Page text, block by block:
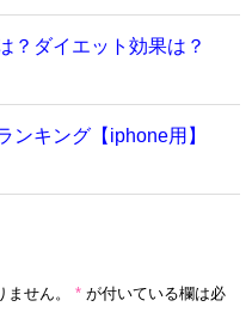
？ダイエット効果は？
ンキング【iphone用】
せん。 * が付いている欄は必